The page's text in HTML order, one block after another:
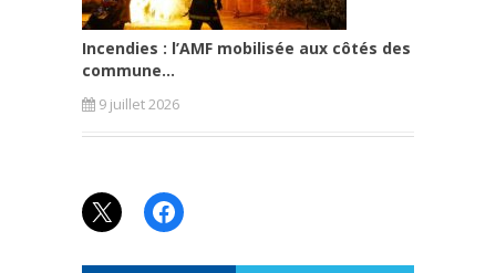
Incendies : l’AMF mobilisée aux côtés des
commune...
9 juillet 2026
X Facebook